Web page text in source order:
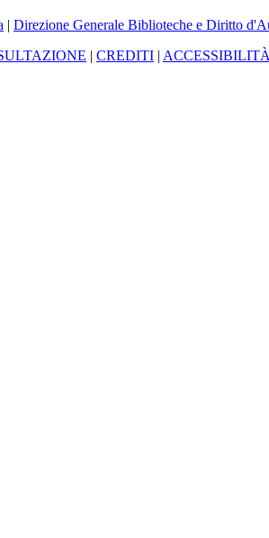
| Direzione Generale Biblioteche e Diritto
| CREDITI |